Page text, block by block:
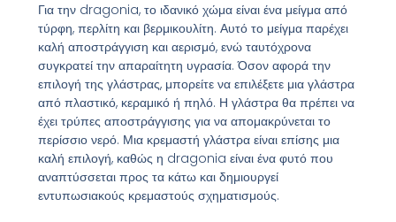
Για την dragonia, το ιδανικό χώμα είναι ένα μείγμα από
τύρφη, περλίτη και βερμικουλίτη. Αυτό το μείγμα παρέχει
καλή αποστράγγιση και αερισμό, ενώ ταυτόχρονα
συγκρατεί την απαραίτητη υγρασία. Όσον αφορά την
επιλογή της γλάστρας, μπορείτε να επιλέξετε μια γλάστρα
από πλαστικό, κεραμικό ή πηλό. Η γλάστρα θα πρέπει να
έχει τρύπες αποστράγγισης για να απομακρύνεται το
περίσσιο νερό. Μια κρεμαστή γλάστρα είναι επίσης μια
καλή επιλογή, καθώς η dragonia είναι ένα φυτό που
αναπτύσσεται προς τα κάτω και δημιουργεί
εντυπωσιακούς κρεμαστούς σχηματισμούς.